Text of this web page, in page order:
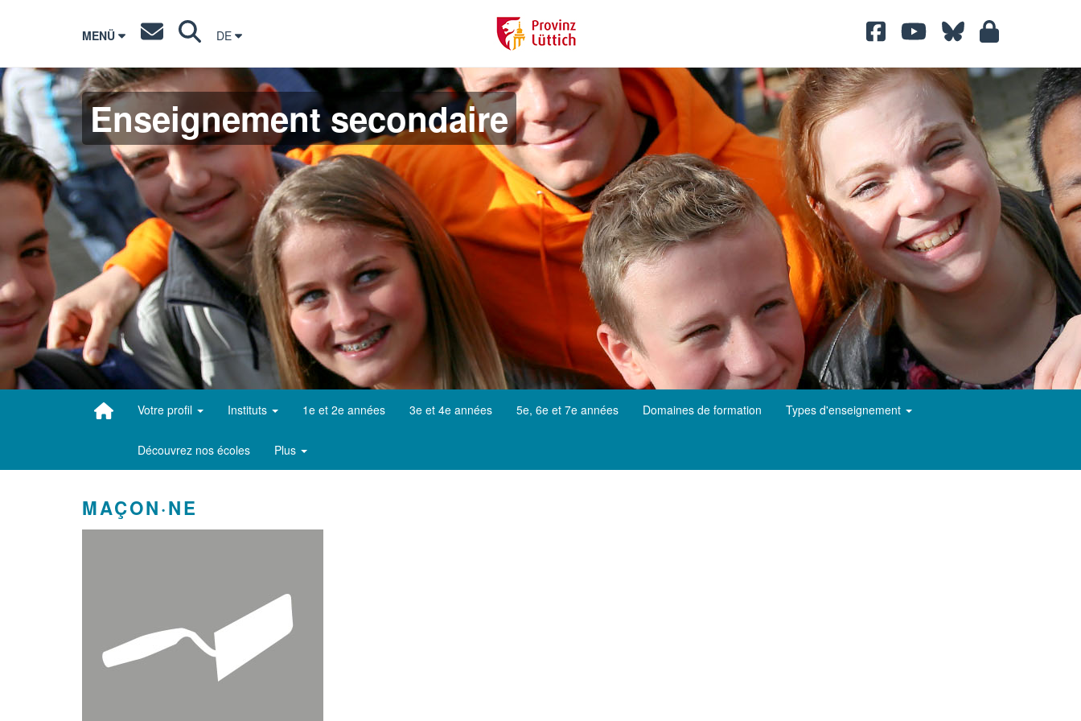
MENÜ DE
Enseignement secondaire
Votre profil Instituts 1e et 2e années 3e et 4e années 5e, 6e et 7e années Domaines de formation Types d'enseignement
Découvrez nos écoles Plus
MAÇON·NE